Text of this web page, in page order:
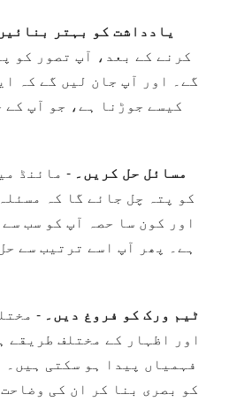
یادداشت کو بہتر
کرنے کے بعد، آپ تصور کو
گے۔ اور آپ جان لیں گے کہ
کیسے جوڑنا ہے، جو آپ کے
مسائل حل کریں۔ - مائنڈ
کو پتہ چل جائے گا کہ
اور کون سا حصہ آپ کو سب
ہے۔ پھر آپ اسے ترتیب سے
ٹیم ورک کو فروغ دیں۔ -
اور اظہار کے مختلف طریقے
فہمیاں پیدا ہو سکتی ہیں۔
کو بصری بنا کر ان کی